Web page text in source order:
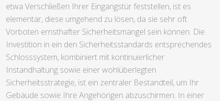
etwa Verschließen Ihrer Eingangstür feststellen, ist es
elementar, diese umgehend zu lösen, da sie sehr oft
Vorboten ernsthafter Sicherheitsmängel sein können. Die
Investition in ein den Sicherheitsstandards entsprechendes
Schlosssystem, kombiniert mit kontinuierlicher
Instandhaltung sowie einer wohlüberlegten
Sicherheitsstrategie, ist ein zentraler Bestandteil, um Ihr
Gebäude sowie Ihre Angehörigen abzuschirmen. In einer